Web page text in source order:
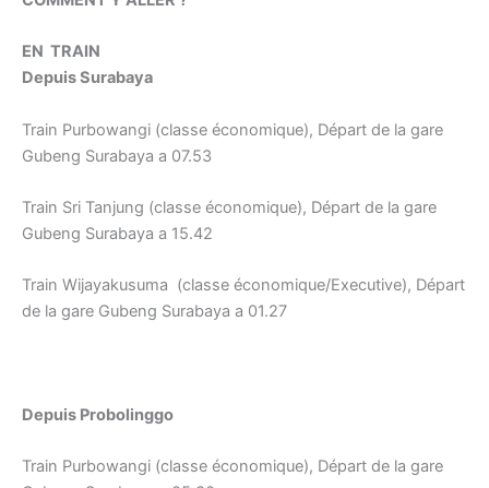
EN TRAIN
Depuis Surabaya
Train Purbowangi (classe économique), Départ de la gare
Gubeng Surabaya a 07.53
Train Sri Tanjung (classe économique), Départ de la gare
Gubeng Surabaya a 15.42
Train Wijayakusuma (classe économique/Executive), Départ
de la gare Gubeng Surabaya a 01.27
Depuis Probolinggo
Train Purbowangi (classe économique), Départ de la gare